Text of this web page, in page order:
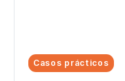
Casos prácticos